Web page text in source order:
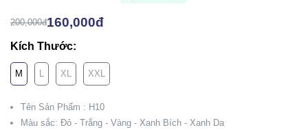
200,000đ160,000đ
Kích Thước:
M L XL XXL
Tên Sản Phẩm : H10
Màu sắc: Đỏ - Trắng - Vàng - Xanh Bích - Xanh Da